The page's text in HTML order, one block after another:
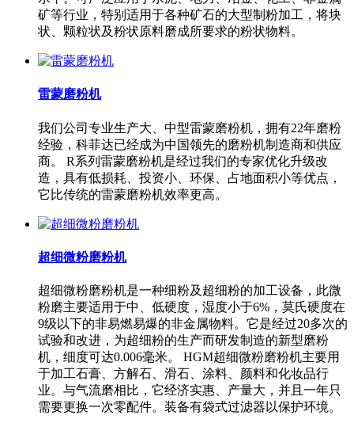
矿等行业，特别适用于各种矿石的大型制粉加工，将块
状、颗粒状及粉状原料磨成所要求的粉状物料。
雷蒙磨粉机
我们公司专业生产大、中型雷蒙磨粉机，拥有22年磨粉
经验，科菲达已经成为中国领先的磨粉机制造商和供应
商。 R系列雷蒙磨粉机是经过我们的专家优化升级改
造，具有低损耗、投资小、环保、占地面积小等优点，
它比传统的雷蒙磨粉机效率更高。
超细微粉磨粉机
超细微粉磨粉机是一种细粉及超细粉的加工设备，此微
粉磨主要适用于中、低硬度，湿度小于6%，莫氏硬度在
9级以下的非易燃易爆的非金属物料。它是经过20多次的
试验和改进，为超细粉的生产而研发制造的新型磨粉
机，细度可达0.006毫米。 HGM超细微粉磨粉机主要用
于加工石膏、方解石、滑石、涂料、颜料和化妆品行
业。与气流磨相比，它经济实惠、产量大，并且一年只
需要更换一次零配件。装备有袋式过滤器以保护环境。